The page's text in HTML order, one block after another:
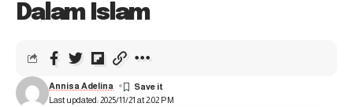
Dalam Islam
Last updated: 2025/11/21 at 2:02 PM
Annisa Adelina